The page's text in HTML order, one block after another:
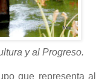
y al Progreso.
que representa al